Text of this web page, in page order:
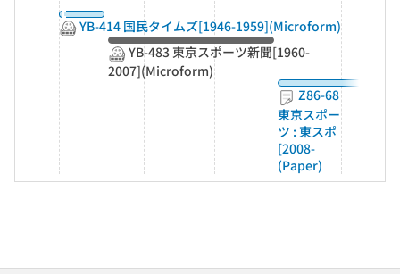
YB-414 国民タイムズ[1946-1959](Microform)
YB-483 東京スポーツ新聞[1960-
2007](Microform)
Z86-68
東京スポー
ツ : 東スポ
[2008-
(Paper)